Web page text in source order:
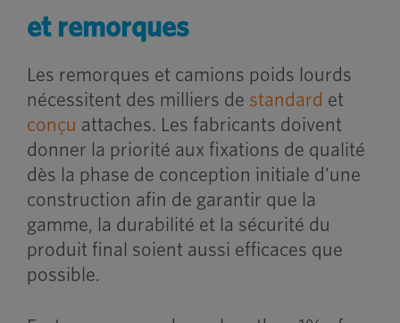
et remorques
Les remorques et camions poids lourds
nécessitent des milliers de standard et
conçu attaches. Les fabricants doivent
donner la priorité aux fixations de qualité
dès la phase de conception initiale d'une
construction afin de garantir que la
gamme, la durabilité et la sécurité du
produit final soient aussi efficaces que
possible.